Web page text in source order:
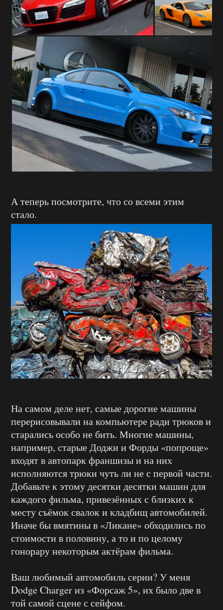
А теперь посмотрите, что со всеми этим
стало.
На самом деле нет, самые дорогие машины
перерисовывали на компьютере ради трюков и
старались особо не бить. Многие машины,
например, старые Доджи и Форды «попроще»
входят в автопарк франшизы и на них
исполняются трюки чуть ли не с первой части.
Добавьте к этому десятки десятки машин для
каждого фильма, привезённых с близких к
месту съёмок свалок и кладбищ автомобилей.
Иначе бы вмятины в «Ликане» обходились по
стоимости в половину, а то и по целому
гонорару некоторым актёрам фильма.
Ваш любимый автомобиль серии? У меня
Dodge Charger из «Форсаж 5», их было две в
той самой сцене с сейфом.